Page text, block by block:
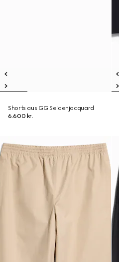
Shorts aus GG Seidenjacquard
6.600 kr.